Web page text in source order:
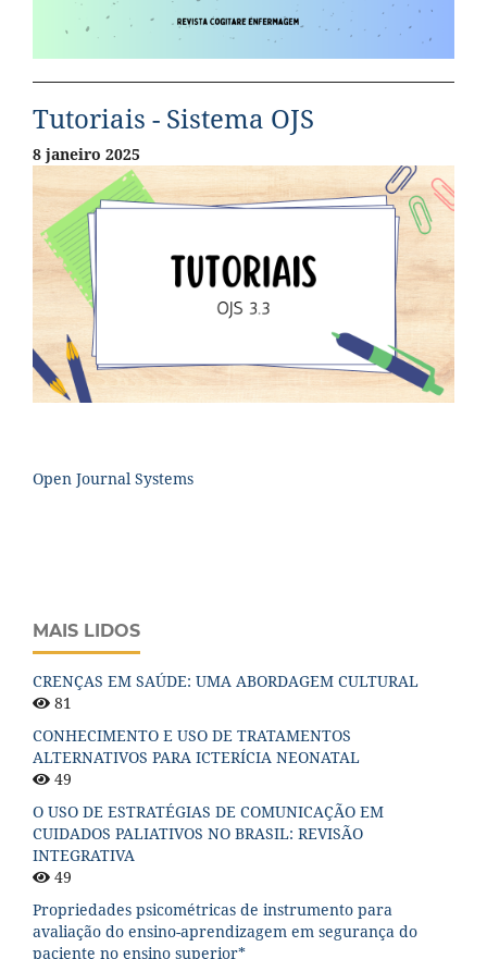
Tutoriais - Sistema OJS
8 janeiro 2025
Open Journal Systems
MAIS LIDOS
CRENÇAS EM SAÚDE: UMA ABORDAGEM CULTURAL
81
CONHECIMENTO E USO DE TRATAMENTOS
ALTERNATIVOS PARA ICTERÍCIA NEONATAL
49
O USO DE ESTRATÉGIAS DE COMUNICAÇÃO EM
CUIDADOS PALIATIVOS NO BRASIL: REVISÃO
INTEGRATIVA
49
Propriedades psicométricas de instrumento para
avaliação do ensino-aprendizagem em segurança do
paciente no ensino superior*